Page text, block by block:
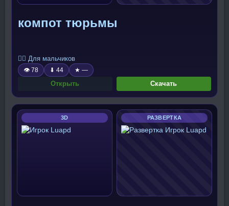
компот тюрьмы
🧍‍♂️ Для мальчиков
👁 78 ⬇ 44 ★ —
Открыть Скачать
3D РАЗВЕРТКА